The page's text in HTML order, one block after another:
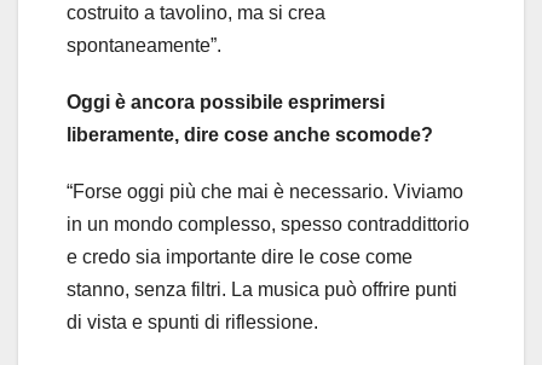
costruito a tavolino, ma si crea
spontaneamente”.
Oggi è ancora possibile esprimersi
liberamente, dire cose anche scomode?
“Forse oggi più che mai è necessario. Viviamo
in un mondo complesso, spesso contraddittorio
e credo sia importante dire le cose come
stanno, senza filtri. La musica può offrire punti
di vista e spunti di riflessione.